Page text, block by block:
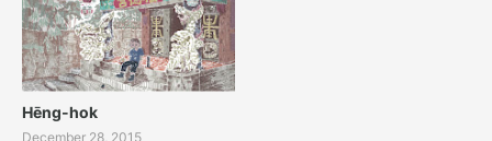
Hēng-hok
December 28, 2015